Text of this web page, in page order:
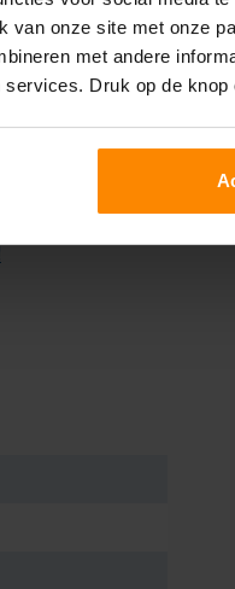
van onze site met onze
met andere
Druk op de knop
lager uit valt. Dit
hoger uit.
Wij voeren
Wij kunnen
Kortom, bij